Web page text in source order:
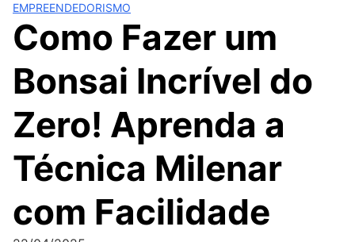
EMPREENDEDORISMO
Como Fazer um
Bonsai Incrível do
Zero! Aprenda a
Técnica Milenar
com Facilidade